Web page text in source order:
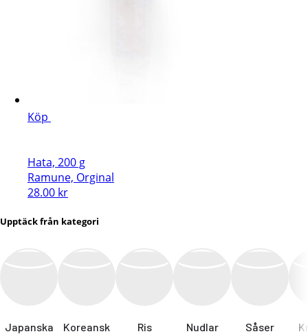
Köp
Hata, 200 g
Ramune, Orginal
28.00 kr
Upptäck från kategori
Japanska
Koreansk
Ris Nudlar Såser